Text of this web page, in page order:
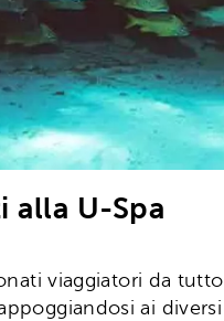
U-Spa
viaggiatori da
ai